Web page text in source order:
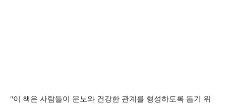
"이 책은 사람들이 문노와 건강한 관계를 형성하도록 돕기 위